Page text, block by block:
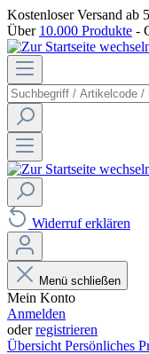
Kostenloser Versand ab
Über 10.000 Produkte -
Widerruf erklären
Menü schließen
Mein Konto
Anmelden
oderregistrieren
Übersicht Persönliches